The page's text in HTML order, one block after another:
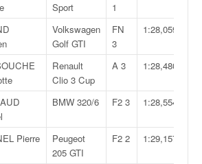
Sport
1
Volkswagen
Golf GTI
FN
3
1:28,059
Renault
Clio 3 Cup
A 3 1:28,480
BMW 320/6 F2 3 1:28,554
Pierre
Peugeot
205 GTI
F2 2 1:29,157